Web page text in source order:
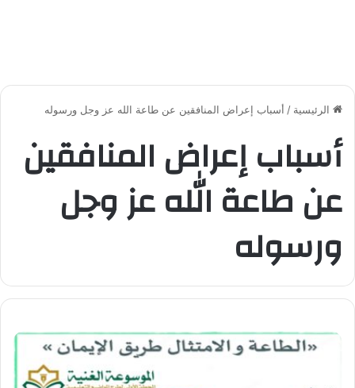
الرئيسية / أسباب إعراض المنافقين عن طاعة الله عز وجل ورسوله
أسباب إعراض المنافقين
عن طاعة الله عز وجل
ورسوله